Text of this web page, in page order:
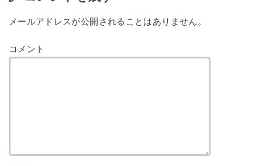
メールアドレスが公開されることはありません。
コメント